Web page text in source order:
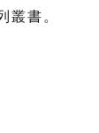
叢書。